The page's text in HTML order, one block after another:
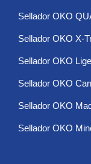
Sellador OKO
Sellador OKO X-
Sellador OKO
Sellador OKO
Sellador OKO
Sellador OKO